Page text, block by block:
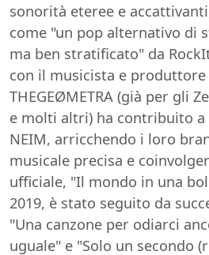
sonorità eteree e
come "un pop alternativo di
ma ben stratificato" da
con il musicista e
THEGEØMETRA (già per gli
e molti altri) ha contribuito
NEIM, arricchendo i loro
musicale precisa e
ufficiale, "Il mondo in una
2019, è stato seguito da
"Una canzone per odiarci
uguale" e "Solo un secondo